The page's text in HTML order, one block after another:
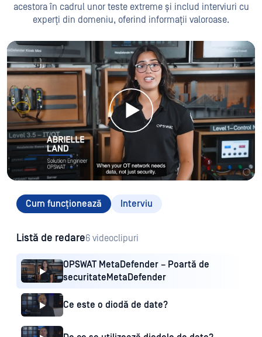
acestora în cadrul unor teste extreme și includ interviuri cu
experți din domeniu, oferind informații valoroase.
Cum funcționează Interviu
Listă de redare6 videoclipuri
OPSWAT MetaDefender – Poartă de
securitateMetaDefender
Ce este o diodă de date?